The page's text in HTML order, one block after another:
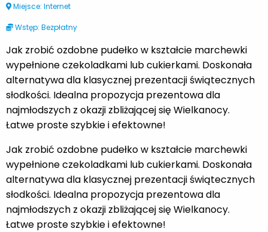
Miejsce: Internet
Wstęp: Bezpłatny
Jak zrobić ozdobne pudełko w kształcie marchewki
wypełnione czekoladkami lub cukierkami. Doskonała
alternatywa dla klasycznej prezentacji świątecznych
słodkości. Idealna propozycja prezentowa dla
najmłodszych z okazji zbliżającej się Wielkanocy.
Łatwe proste szybkie i efektowne!
Jak zrobić ozdobne pudełko w kształcie marchewki
wypełnione czekoladkami lub cukierkami. Doskonała
alternatywa dla klasycznej prezentacji świątecznych
słodkości. Idealna propozycja prezentowa dla
najmłodszych z okazji zbliżającej się Wielkanocy.
Łatwe proste szybkie i efektowne!